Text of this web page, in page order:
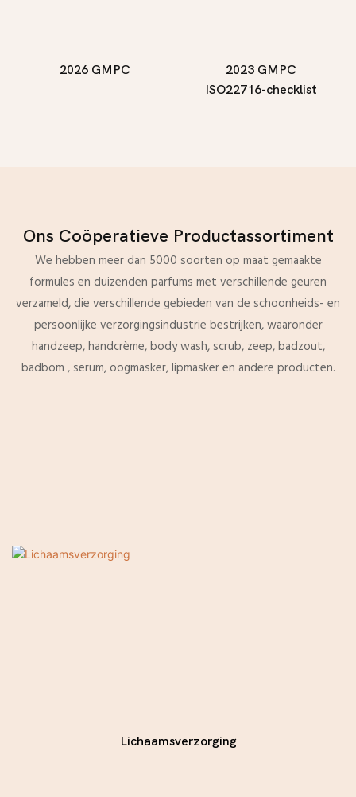
2026 GMPC
2023 GMPC
ISO22716-checklist
Ons Coöperatieve Productassortiment
We hebben meer dan 5000 soorten op maat gemaakte
formules en duizenden parfums met verschillende geuren
verzameld, die verschillende gebieden van de schoonheids- en
persoonlijke verzorgingsindustrie bestrijken, waaronder
handzeep, handcrème, body wash, scrub, zeep, badzout,
badbom , serum, oogmasker, lipmasker en andere producten.
Lichaamsverzorging